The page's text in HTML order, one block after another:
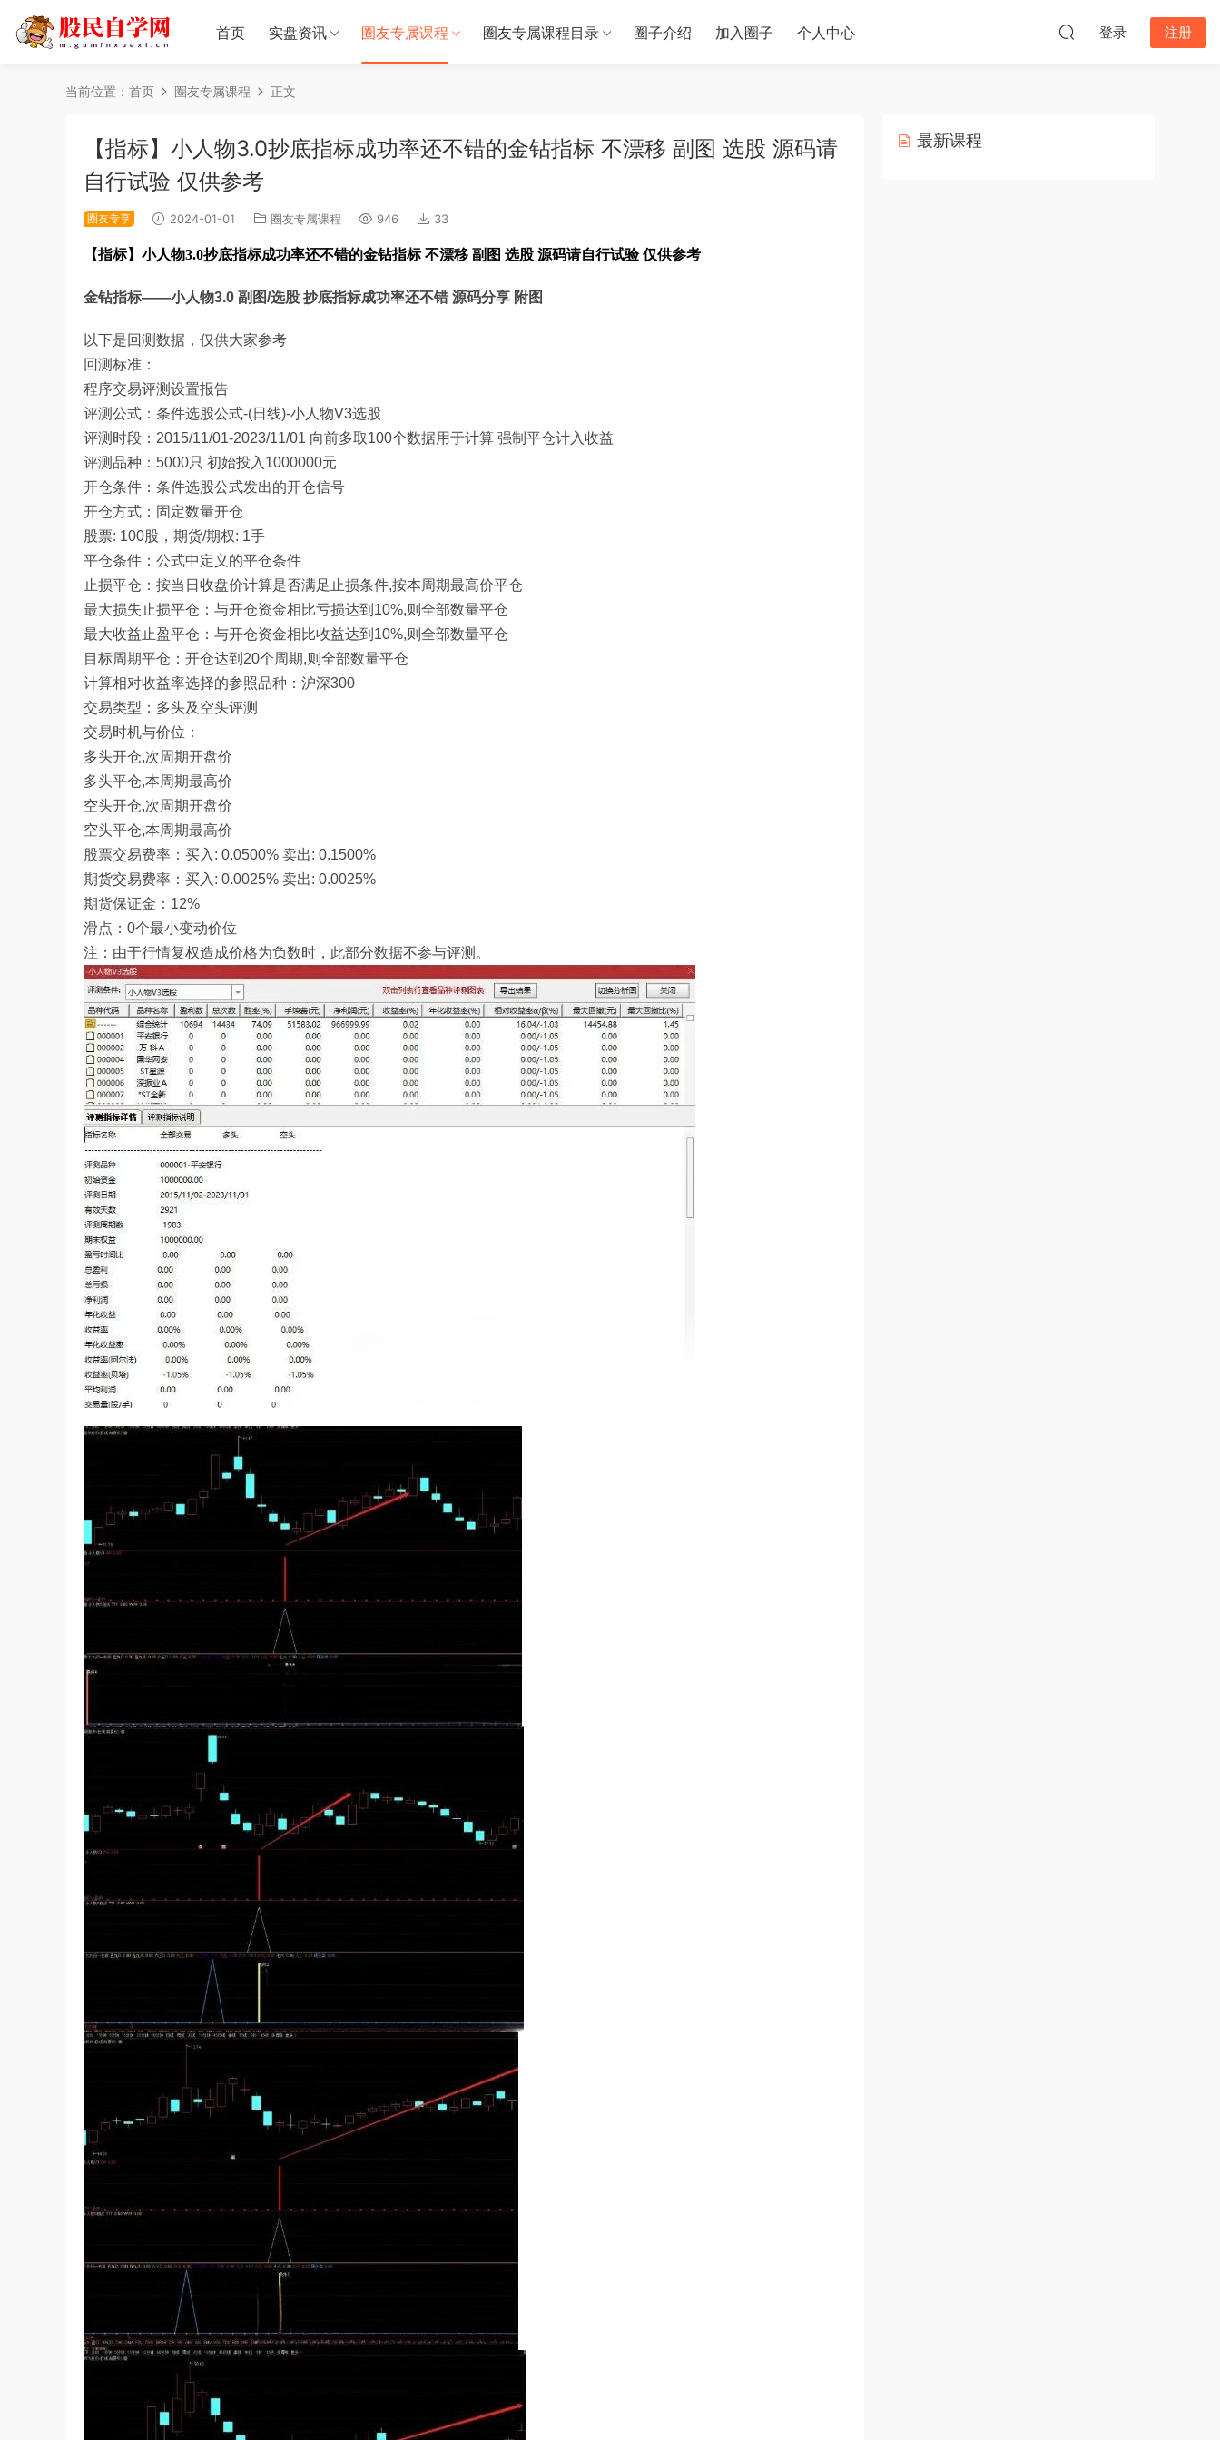
首页 实盘资讯 圈友专属课程 圈友专属课程目录 圈子介绍 加入圈子 个人中心 登录 注册
当前位置： 首页 圈友专属课程 正文
【指标】小人物3.0抄底指标成功率还不错的金钻指标 不漂移 副图 选股 源码请
自行试验 仅供参考
圈友专享 2024-01-01 圈友专属课程 946 33
【指标】小人物3.0抄底指标成功率还不错的金钻指标 不漂移 副图 选股 源码请自行试验 仅供参考
金钻指标——小人物3.0 副图/选股 抄底指标成功率还不错 源码分享 附图
以下是回测数据，仅供大家参考
回测标准：
程序交易评测设置报告
评测公式：条件选股公式-(日线)-小人物V3选股
评测时段：2015/11/01-2023/11/01 向前多取100个数据用于计算 强制平仓计入收益
评测品种：5000只 初始投入1000000元
开仓条件：条件选股公式发出的开仓信号
开仓方式：固定数量开仓
股票: 100股，期货/期权: 1手
平仓条件：公式中定义的平仓条件
止损平仓：按当日收盘价计算是否满足止损条件,按本周期最高价平仓
最大损失止损平仓：与开仓资金相比亏损达到10%,则全部数量平仓
最大收益止盈平仓：与开仓资金相比收益达到10%,则全部数量平仓
目标周期平仓：开仓达到20个周期,则全部数量平仓
计算相对收益率选择的参照品种：沪深300
交易类型：多头及空头评测
交易时机与价位：
多头开仓,次周期开盘价
多头平仓,本周期最高价
空头开仓,次周期开盘价
空头平仓,本周期最高价
股票交易费率：买入: 0.0500% 卖出: 0.1500%
期货交易费率：买入: 0.0025% 卖出: 0.0025%
期货保证金：12%
滑点：0个最小变动价位
注：由于行情复权造成价格为负数时，此部分数据不参与评测。
最新课程